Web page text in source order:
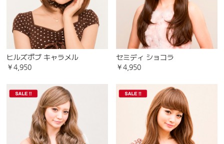
ヒルズボブ キャラメル
￥4,950
セミディ ショコラ
￥4,950